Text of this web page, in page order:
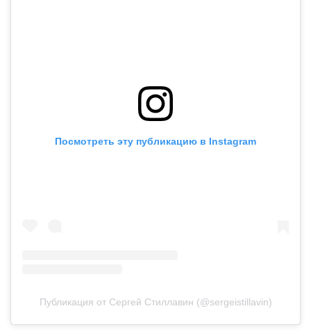
Посмотреть эту публикацию в Instagram
Публикация от Сергей Стиллавин (@sergeistillavin)